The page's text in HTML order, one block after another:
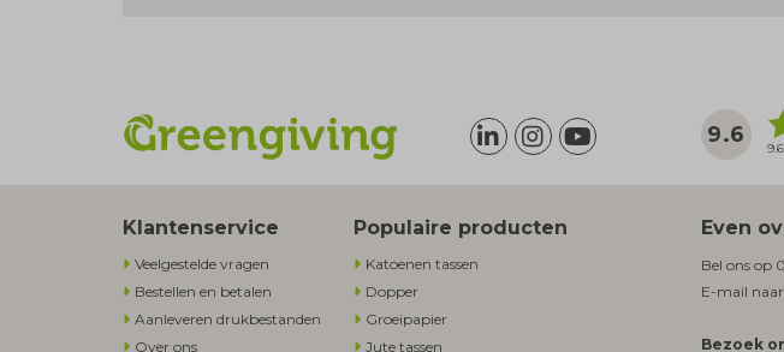
9.6
Klantenservice
Veelgestelde vragen
Bestellen en betalen
Aanleveren drukbestanden
Over ons
Populaire producten
Katoenen tassen
Dopper
Groeipapier
Jute tassen
Even
Bel ons op
E-mail naar
Bezoek